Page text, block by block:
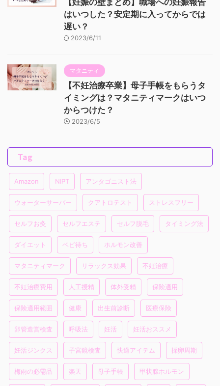
【妊娠の壁まとめ】職場への妊娠報告
はいつした？安定期に入ってからでは
遅い？
2023/6/11
マタニティ
【不妊治療卒業】母子手帳をもらうタ
イミングは？マタニティマークはいつ
からつけた？
2023/6/5
Tag
Amazon NIPT アンタゴニスト法
ウォーターサーバー クアトロテスト ストレスフリー
セルフお灸 セルフエステ セルフ脱毛 タイミング法
ダイエット ベビ待ち ホルモン改善
マタニティマーク リラックス効果 不妊治療
不妊治療費用 人工授精 体外受精 保険適用
保険適用範囲 健康 出生前診断 医療保険
卵管造営検査 呼吸法 妊活 妊活おススメ
妊活ジンクス 子宮鏡検査 快適アイテム 採卵周期
梅雨の必需品 楽天 母子手帳 甲状腺ホルモン